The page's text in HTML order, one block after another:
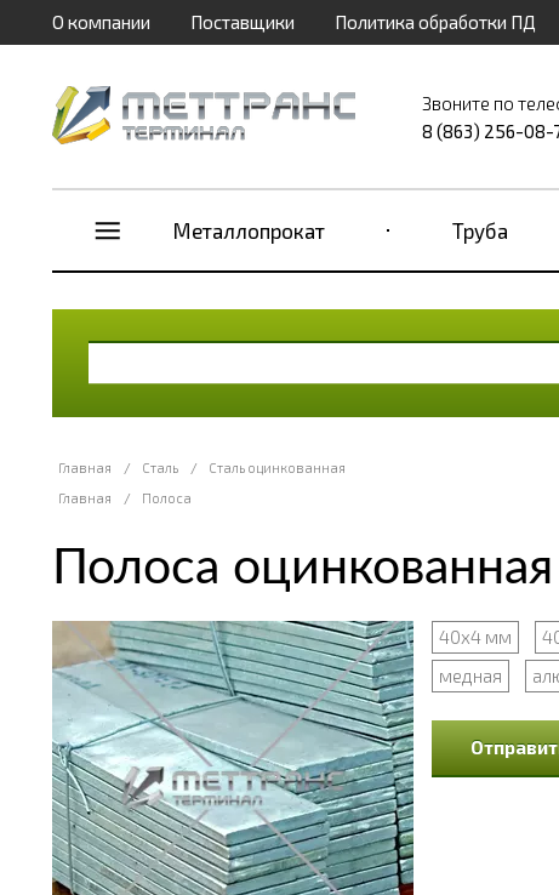
О компании Поставщики Политика обработки ПД
Звоните по
8 (863) 256-08-
Металлопрокат Труба
Главная / Сталь /
Сталь оцинкованная
Главная
/ Полоса
Полоса
40х4 мм
медная